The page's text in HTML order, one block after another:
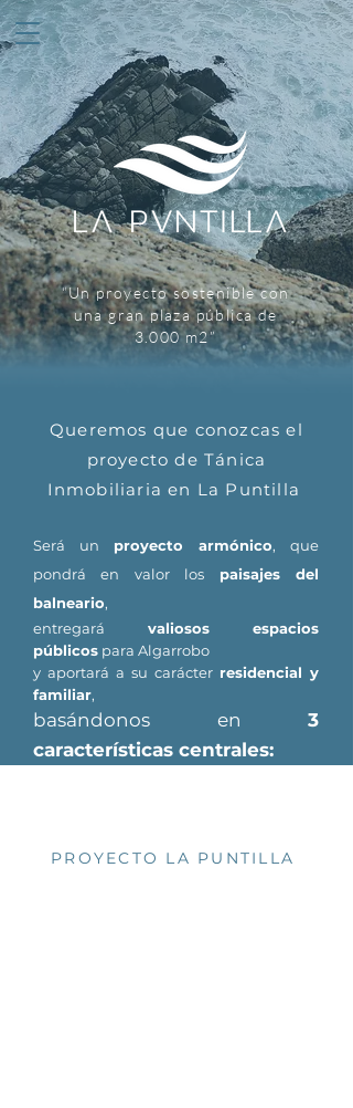
“Un proyecto sostenible con
una gran plaza pública de
3.000 m2”
Queremos que conozcas el
proyecto de Tánica
Inmobiliaria en La Puntilla
Será un proyecto armónico, que
pondrá en valor los paisajes del
balneario,
entregará valiosos espacios
públicos para Algarrobo
y aportará a su carácter residencial y
familiar,
basándonos en 3
características centrales:
PROYECTO LA PUNTILLA